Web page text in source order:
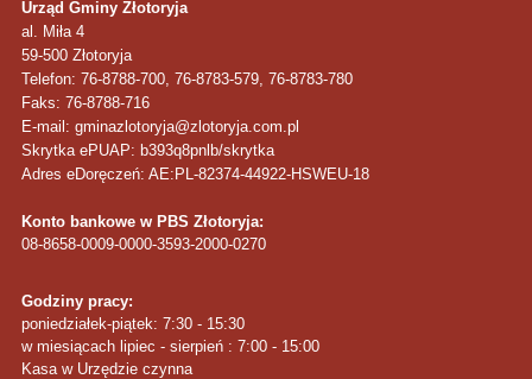
Urząd Gminy Złotoryja
al. Miła 4
59-500 Złotoryja
Telefon: 76-8788-700, 76-8783-579, 76-8783-780
Faks: 76-8788-716
E-mail: gminazlotoryja@zlotoryja.com.pl
Skrytka ePUAP: b393q8pnlb/skrytka
Adres eDoręczeń: AE:PL-82374-44922-HSWEU-18
Konto bankowe w PBS Złotoryja:
08-8658-0009-0000-3593-2000-0270
Godziny pracy:
poniedziałek-piątek: 7:30 - 15:30
w miesiącach lipiec - sierpień : 7:00 - 15:00
Kasa w Urzędzie czynna